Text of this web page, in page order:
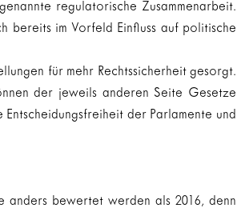
regulatorische Zusammenarbeit.
bereits im Vorfeld Einfluss auf politische
für mehr Rechtssicherheit gesorgt.
der jeweils anderen Seite Gesetze
der Parlamente und
anders bewertet werden als 2016, denn